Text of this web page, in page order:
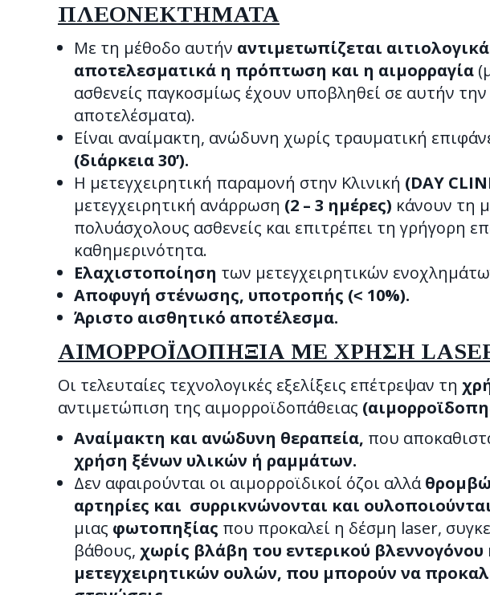
ΠΛΕΟΝΕΚΤΗΜΑΤΑ
Με τη μέθοδο αυτήν αντιμετωπίζεται
αποτελεσματικά η πρόπτωση και η αιμορραγία
ασθενείς παγκοσμίως έχουν υποβληθεί σε αυτήν
αποτελέσματα).
Είναι αναίμακτη, ανώδυνη χωρίς τραυματική
(διάρκεια 30’).
Η μετεγχειρητική παραμονή στην Κλινική (DAY
μετεγχειρητική ανάρρωση (2 – 3 ημέρες) κάνουν τη
πολυάσχολους ασθενείς και επιτρέπει τη γρήγορη
καθημερινότητα.
Ελαχιστοποίηση των μετεγχειρητικών
Αποφυγή στένωσης, υποτροπής (˂ 10%).
Άριστο αισθητικό αποτέλεσμα.
ΑΙΜΟΡΡΟΪΔΟΠΗΞΙΑ ΜΕ ΧΡΗΣΗ
Οι τελευταίες τεχνολογικές εξελίξεις επέτρεψαν τη
αντιμετώπιση της αιμορροϊδοπάθειας
Αναίμακτη και ανώδυνη θεραπεία, που
χρήση ξένων υλικών ή ραμμάτων.
Δεν αφαιρούνται οι αιμορροϊδικοί όζοι αλλά
αρτηρίες και συρρικνώνονται και
μιας φωτοπηξίας που προκαλεί η δέσμη laser,
βάθους, χωρίς βλάβη του εντερικού βλεννογόνου
μετεγχειρητικών ουλών, που μπορούν να